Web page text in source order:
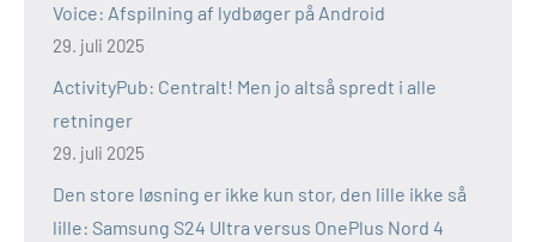
Voice: Afspilning af lydbøger på Android
29. juli 2025
ActivityPub: Centralt! Men jo altså spredt i alle
retninger
29. juli 2025
Den store løsning er ikke kun stor, den lille ikke så
lille: Samsung S24 Ultra versus OnePlus Nord 4